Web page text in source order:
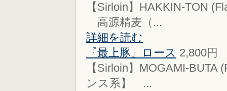
【Sirloin】HAKKIN-TON
「高源精麦（...
詳細を読む
『最上豚』ロース 2,800
【Sirloin】MOGAMI-
ンス系】 ...